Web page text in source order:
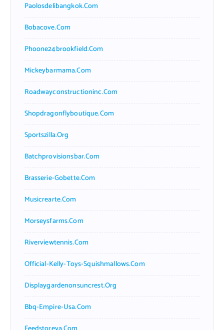
Paolosdelibangkok.com
Bobacove.com
Phoone24brookfield.com
Mickeybarmama.com
Roadwayconstructioninc.com
Shopdragonflyboutique.com
Sportszilla.org
Batchprovisionsbar.com
Brasserie-Gobette.com
Musicrearte.com
Morseysfarms.com
Riverviewtennis.com
Official-Kelly-Toys-Squishmallows.com
Displaygardenonsuncrest.org
Bbq-Empire-Usa.com